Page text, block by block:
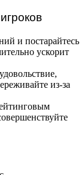
и постарайтесь
ускорит
из-за